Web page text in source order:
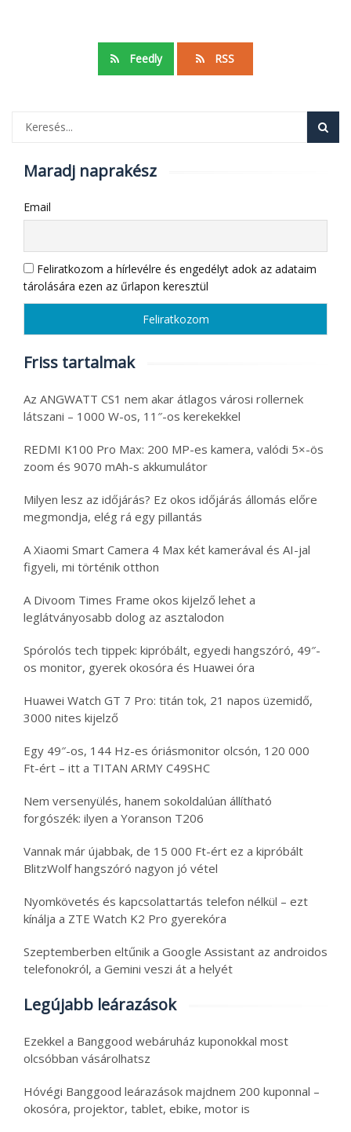
Feedly RSS
Maradj naprakész
Email
Feliratkozom a hírlevélre és engedélyt adok az adataim
tárolására ezen az űrlapon keresztül
Friss tartalmak
Az ANGWATT CS1 nem akar átlagos városi rollernek
látszani – 1000 W-os, 11″-os kerekekkel
REDMI K100 Pro Max: 200 MP-es kamera, valódi 5×-ös
zoom és 9070 mAh-s akkumulátor
Milyen lesz az időjárás? Ez okos időjárás állomás előre
megmondja, elég rá egy pillantás
A Xiaomi Smart Camera 4 Max két kamerával és AI-jal
figyeli, mi történik otthon
A Divoom Times Frame okos kijelző lehet a
leglátványosabb dolog az asztalodon
Spórolós tech tippek: kipróbált, egyedi hangszóró, 49″-
os monitor, gyerek okosóra és Huawei óra
Huawei Watch GT 7 Pro: titán tok, 21 napos üzemidő,
3000 nites kijelző
Egy 49″-os, 144 Hz-es óriásmonitor olcsón, 120 000
Ft-ért – itt a TITAN ARMY C49SHC
Nem versenyülés, hanem sokoldalúan állítható
forgószék: ilyen a Yoranson T206
Vannak már újabbak, de 15 000 Ft-ért ez a kipróbált
BlitzWolf hangszóró nagyon jó vétel
Nyomkövetés és kapcsolattartás telefon nélkül – ezt
kínálja a ZTE Watch K2 Pro gyerekóra
Szeptemberben eltűnik a Google Assistant az androidos
telefonokról, a Gemini veszi át a helyét
Legújabb leárazások
Ezekkel a Banggood webáruház kuponokkal most
olcsóbban vásárolhatsz
Hóvégi Banggood leárazások majdnem 200 kuponnal –
okosóra, projektor, tablet, ebike, motor is